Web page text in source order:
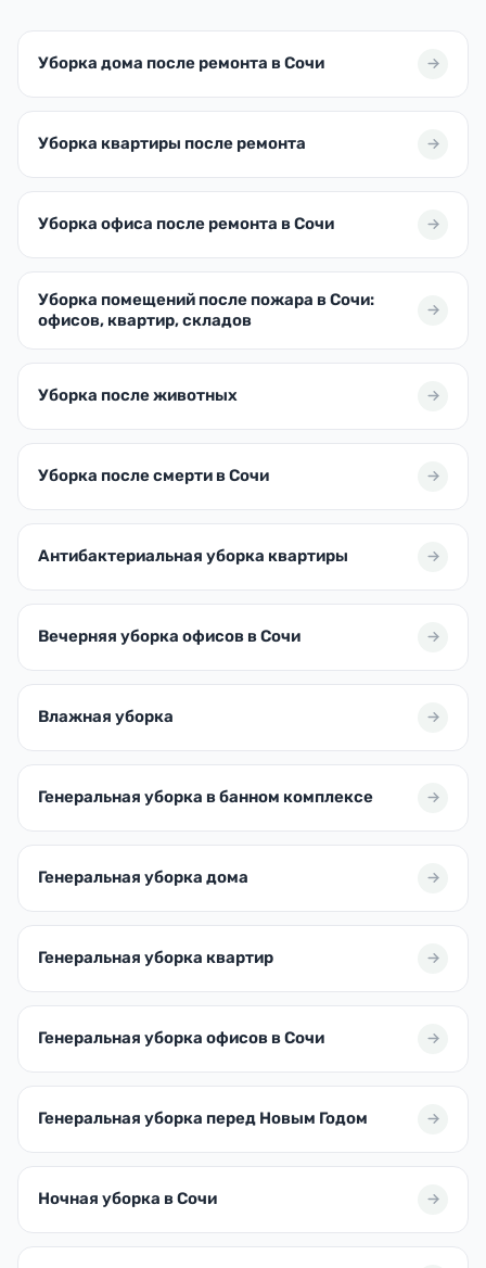
Уборка дома после ремонта в Сочи
Уборка квартиры после ремонта
Уборка офиса после ремонта в Сочи
Уборка помещений после пожара в Сочи:
офисов, квартир, складов
Уборка после животных
Уборка после смерти в Сочи
Антибактериальная уборка квартиры
Вечерняя уборка офисов в Сочи
Влажная уборка
Генеральная уборка в банном комплексе
Генеральная уборка дома
Генеральная уборка квартир
Генеральная уборка офисов в Сочи
Генеральная уборка перед Новым Годом
Ночная уборка в Сочи